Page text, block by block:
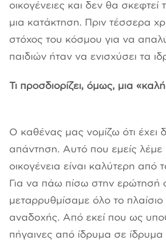
οικογένειες και δεν θα σκεφτεί
μια κατάκτηση. Πριν τέσσερα
στόχος του κόσμου για να
παιδιών ήταν να ενισχύσει τα
Τι προσδιορίζει, όμως, μια
Ο καθένας μας νομίζω ότι έχει
απάντηση. Αυτό που εμείς λέμε
οικογένεια είναι καλύτερη από
Για να πάω πίσω στην ερώτησή
μεταρρυθμίσαμε όλο το πλαίσιο
αναδοχής. Από εκεί που ως
πήγαινες από ίδρυμα σε ίδρυμα